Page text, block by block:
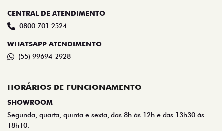
CENTRAL DE ATENDIMENTO
0800 701 2524
WHATSAPP ATENDIMENTO
(55) 99694-2928
HORÁRIOS DE FUNCIONAMENTO
SHOWROOM
Segunda, quarta, quinta e sexta, das 8h às 12h e das 13h30 às
18h10.